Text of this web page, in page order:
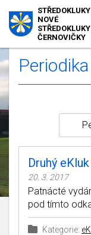
STŘEDOKLUKY
NOVÉ
STŘEDOKLUKY
ČERNOVIČKY
Periodika
Druhý
20. 3. 2017
Patnácté
pod tímto
Kategorie: